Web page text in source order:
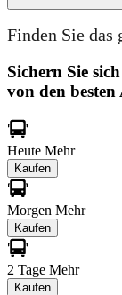
Finden Sie das
Sichern Sie
von den besten
Heute Mehr
Kaufen
Morgen Mehr
Kaufen
2 Tage Mehr
Kaufen